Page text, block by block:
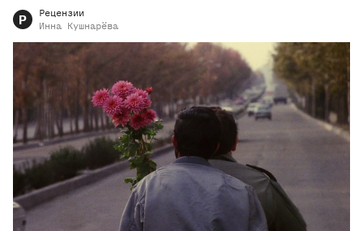
Р
Рецензии
Инна
Кушнарёва